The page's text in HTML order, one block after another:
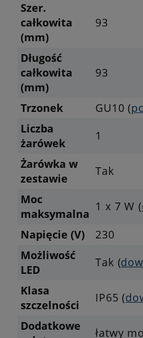
Szer.
całkowita
(mm)
93
Długość
całkowita
(mm)
93
Trzonek GU10 (
Liczba
żarówek
1
Żarówka w
zestawie
Tak
Moc
maksymalna
1 x 7 W (
Napięcie (V)
230
Możliwość
LED
Tak (
Klasa
szczelności
IP65 (
Dodatkowe
łatwy